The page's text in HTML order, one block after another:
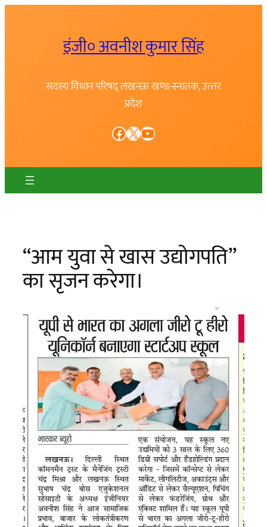
इंजी० अवनीश कुमार सिंह
सदस्य विधान परिषद् लखनऊ खण्ड-स्नातक, उत्त्तर
प्रदेश
Facebook X YouTube
“आम युवा से खास उद्योगपति”
का सृजन करेगा।